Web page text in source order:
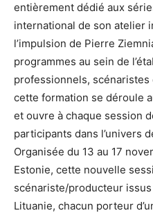
entièrement dédié aux
international de son atelier
l’impulsion de Pierre
programmes au sein de
professionnels,
cette formation se déroule
et ouvre à chaque session
participants dans l’univers
Organisée du 13 au 17
Estonie, cette nouvelle
scénariste/producteur
Lituanie, chacun porteur